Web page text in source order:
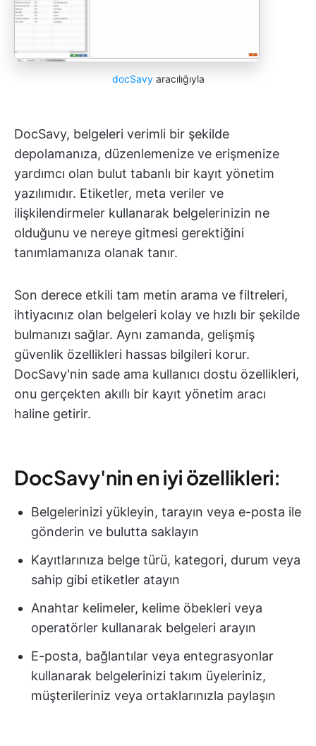
docSavyaracılığıyla
DocSavy, belgeleri verimli bir şekilde
depolamanıza, düzenlemenize ve erişmenize
yardımcı olan bulut tabanlı bir kayıt yönetim
yazılımıdır. Etiketler, meta veriler ve
ilişkilendirmeler kullanarak belgelerinizin ne
olduğunu ve nereye gitmesi gerektiğini
tanımlamanıza olanak tanır.
Son derece etkili tam metin arama ve filtreleri,
ihtiyacınız olan belgeleri kolay ve hızlı bir şekilde
bulmanızı sağlar. Aynı zamanda, gelişmiş
güvenlik özellikleri hassas bilgileri korur.
DocSavy'nin sade ama kullanıcı dostu özellikleri,
onu gerçekten akıllı bir kayıt yönetim aracı
haline getirir.
DocSavy'nin en iyi özellikleri:
Belgelerinizi yükleyin, tarayın veya e-posta ile
gönderin ve bulutta saklayın
Kayıtlarınıza belge türü, kategori, durum veya
sahip gibi etiketler atayın
Anahtar kelimeler, kelime öbekleri veya
operatörler kullanarak belgeleri arayın
E-posta, bağlantılar veya entegrasyonlar
kullanarak belgelerinizi takım üyeleriniz,
müşterileriniz veya ortaklarınızla paylaşın